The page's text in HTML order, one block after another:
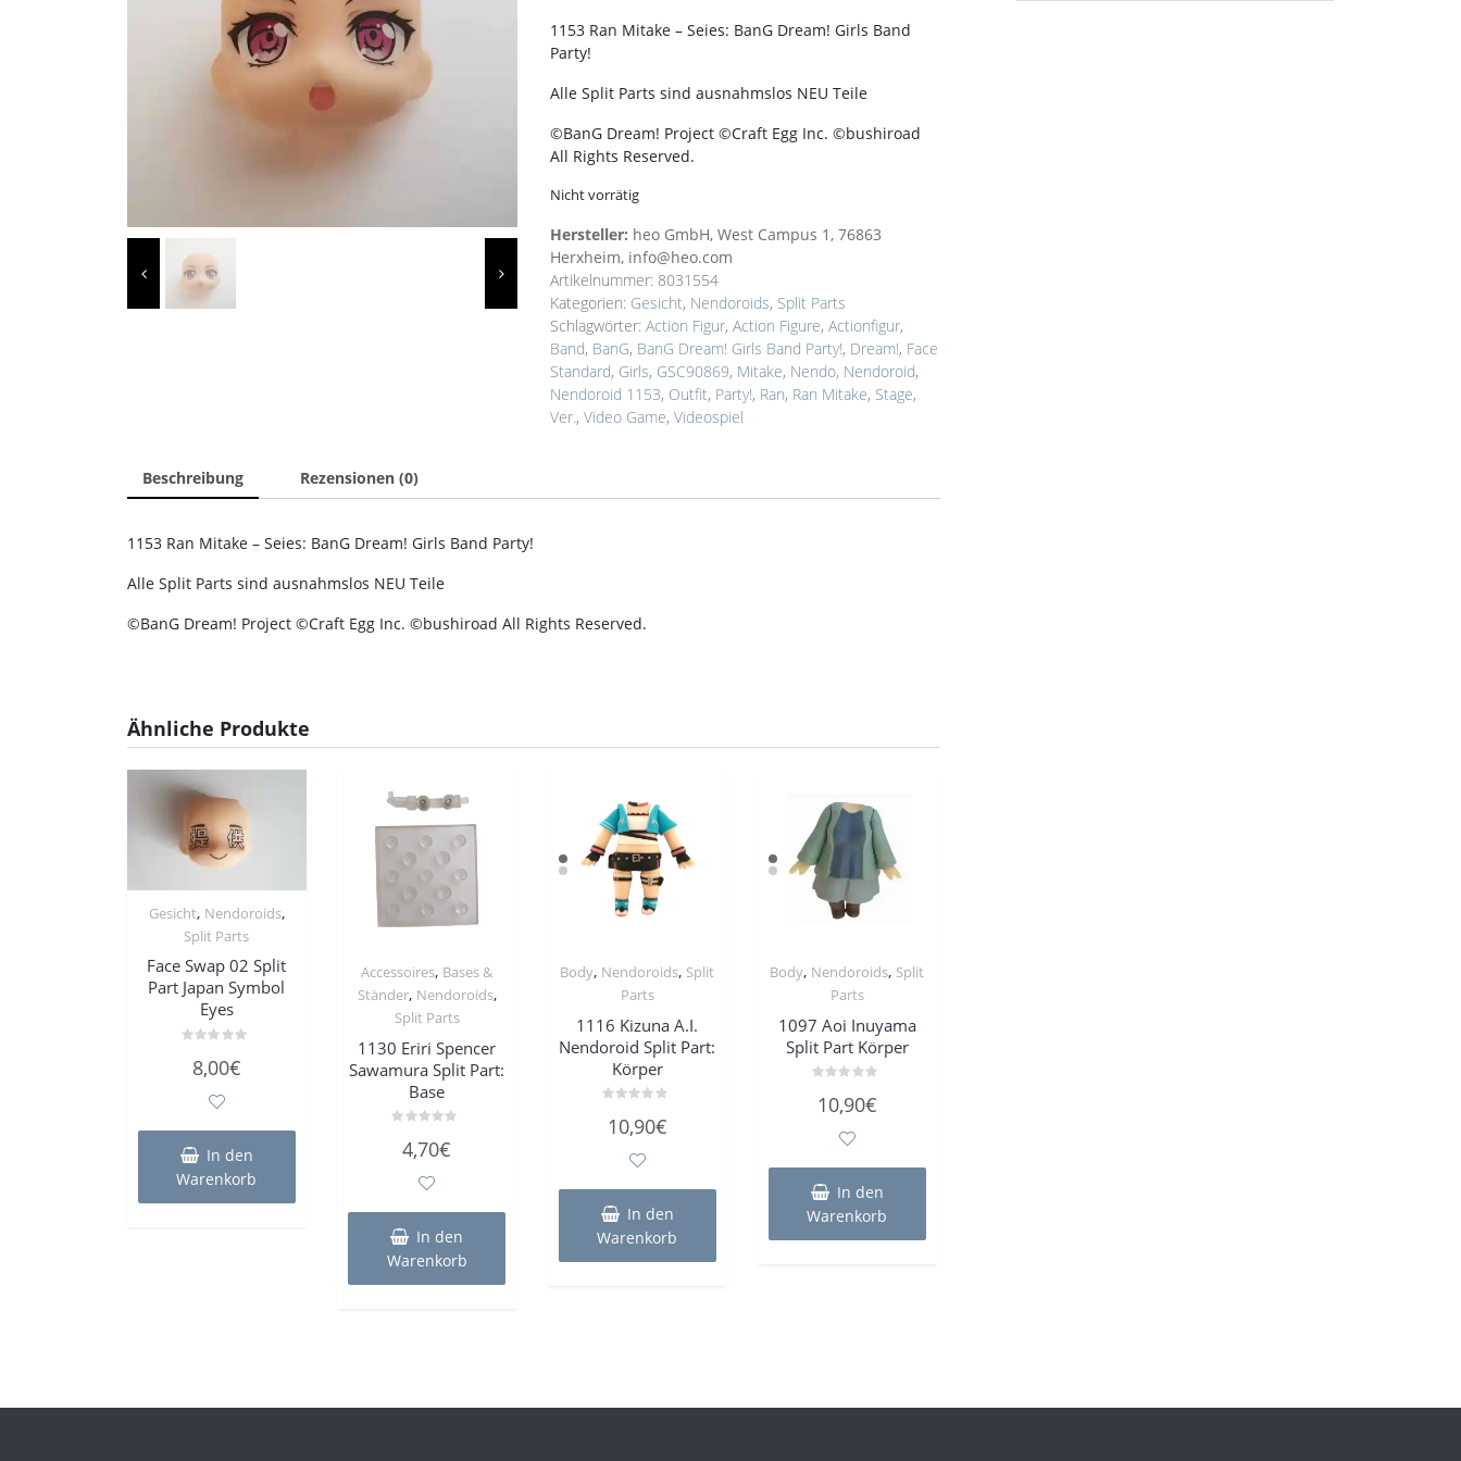
1153 Ran Mitake – Seies: BanG Dream! Girls Band
Party!
Alle Split Parts sind ausnahmslos NEU Teile
©BanG Dream! Project ©Craft Egg Inc. ©bushiroad
All Rights Reserved.
Nicht vorrätig
Hersteller: heo GmbH, West Campus 1, 76863
Herxheim, info@heo.com
Artikelnummer: 8031554
Kategorien: Gesicht, Nendoroids, Split Parts
Schlagwörter: Action Figur, Action Figure, Actionfigur,
Band, BanG, BanG Dream! Girls Band Party!, Dream!, Face
Standard, Girls, GSC90869, Mitake, Nendo, Nendoroid,
Nendoroid 1153, Outfit, Party!, Ran, Ran Mitake, Stage,
Ver., Video Game, Videospiel
Beschreibung Rezensionen (0)
1153 Ran Mitake – Seies: BanG Dream! Girls Band Party!
Alle Split Parts sind ausnahmslos NEU Teile
©BanG Dream! Project ©Craft Egg Inc. ©bushiroad All Rights Reserved.
Ähnliche Produkte
Gesicht, Nendoroids,
Split Parts
Face Swap 02 Split
Part Japan Symbol
Eyes
mit8,00€
In den
Warenkorb
Accessoires, Bases &
Ständer, Nendoroids,
Split Parts
1130 Eriri Spencer
Sawamura Split Part:
Base
mit4,70€
In den
Warenkorb
Body, Nendoroids, Split
Parts
1116 Kizuna A.I.
Nendoroid Split Part:
Körper
mit
10,90€
In den
Warenkorb
Body, Nendoroids, Split
Parts
1097 Aoi Inuyama
Split Part Körper
mit
10,90€
In den
Warenkorb